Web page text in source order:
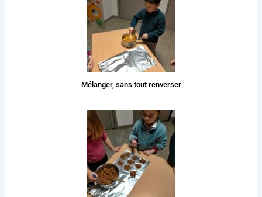
Mélanger, sans tout renverser